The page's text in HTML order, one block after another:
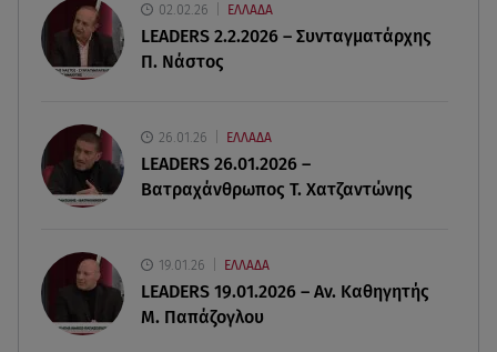
09.08.26 , 03:00
Εορτολόγιο: Ποιοι γιορτάζουν στις 9 Αυγούστου
Αττική: Μπαράζ διαρρήξεων – Λεία 70.000 ευρώ
από μεζονέτα
02.02.26 ΕΛΛΑΔΑ
LEADERS 2.2.2026 – Συνταγματάρχης
Π. Νάστος
26.01.26 ΕΛΛΑΔΑ
LEADERS 26.01.2026 –
Βατραχάνθρωπος Τ. Χατζαντώνης
19.01.26 ΕΛΛΑΔΑ
LEADERS 19.01.2026 – Αν. Καθηγητής
Μ. Παπάζογλου